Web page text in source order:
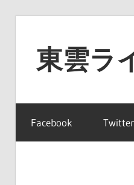
東雲ラ
雲
ラ
イ
Facebook Twitter